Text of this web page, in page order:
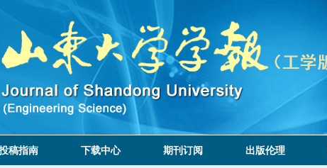
稿指南 下载中心 期刊订阅 出版伦理